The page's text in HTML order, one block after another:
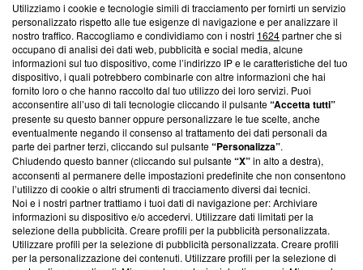
Questa sezione offre informazioni trasparenti su Blasting
News, sui nostri processi editoriali e su come ci impegniamo a
creare news di qualità. Inoltre, afferma la nostra aderenza a
‘Trust Project - News with Integrity’Blasting News non è
ancora membro del programma, ma ha richiesto di farne
parte; Trust Project non ha ancora effettuato una verifica di
conformità agli standard.
Su di noi
Team editoriale
Corporate
Redazione
Informativa Privacy
Utilizziamo i cookie e tecnologie simili di tracciamento per fornirti un servizio
personalizzato rispetto alle tue esigenze di navigazione e per analizzare il
nostro traffico. Raccogliamo e condividiamo con i nostri 1624partner che si
occupano di analisi dei dati web, pubblicità e social media, alcune
informazioni sul tuo dispositivo, come l’indirizzo IP e le caratteristiche del tuo
dispositivo, i quali potrebbero combinarle con altre informazioni che hai
fornito loro o che hanno raccolto dal tuo utilizzo dei loro servizi. Puoi
acconsentire all’uso di tali tecnologie cliccando il pulsante“Accetta tutti”
presente su questo banner oppure personalizzare le tue scelte, anche
eventualmente negando il consenso al trattamento dei dati personali da
parte dei partner terzi, cliccando sul pulsante“Personalizza”.
Chiudendo questo banner (cliccando sul pulsante“X”in alto a destra),
acconsenti al permanere delle impostazioni predefinite che non consentono
l’utilizzo di cookie o altri strumenti di tracciamento diversi dai tecnici.
Noi e i nostri partner trattiamo i tuoi dati di navigazione per: Archiviare
informazioni su dispositivo e/o accedervi. Utilizzare dati limitati per la
selezione della pubblicità. Creare profili per la pubblicità personalizzata.
Utilizzare profili per la selezione di pubblicità personalizzata. Creare profili
per la personalizzazione dei contenuti. Utilizzare profili per la selezione di